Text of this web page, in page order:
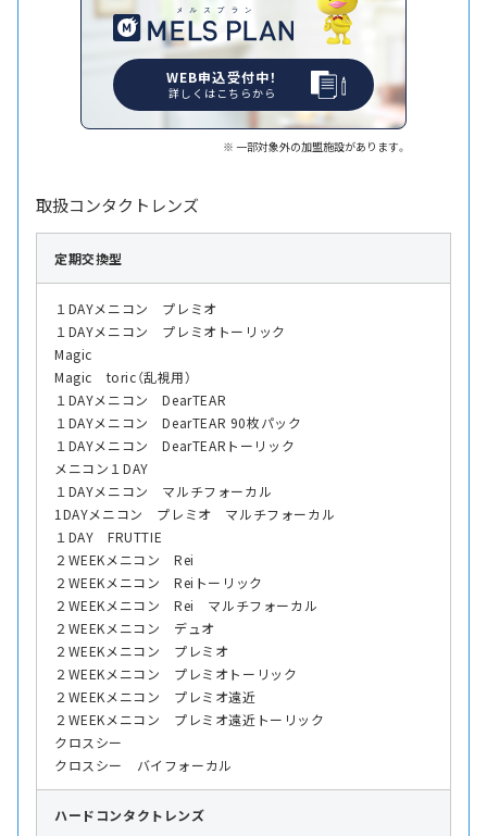
WEB申込受付中！
詳しくはこちらから
一部対象外の加盟施設があります。
取扱コンタクトレンズ
定期交換型
１DAYメニコン プレミオ
１DAYメニコン プレミオトーリック
Magic
Magic toric（乱視用）
１DAYメニコン DearTEAR
１DAYメニコン DearTEAR 90枚パック
１DAYメニコン DearTEARトーリック
メニコン１DAY
１DAYメニコン マルチフォーカル
1DAYメニコン プレミオ マルチフォーカル
１DAY FRUTTIE
２WEEKメニコン Rei
２WEEKメニコン Reiトーリック
２WEEKメニコン Rei マルチフォーカル
２WEEKメニコン デュオ
２WEEKメニコン プレミオ
２WEEKメニコン プレミオトーリック
２WEEKメニコン プレミオ遠近
２WEEKメニコン プレミオ遠近トーリック
クロスシー
クロスシー バイフォーカル
ハード コンタクトレンズ